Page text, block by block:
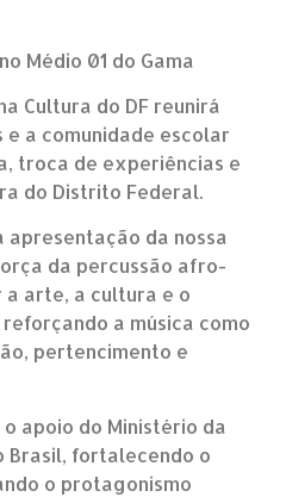
Médio 01 do Gama
Cultura do DF reunirá
a comunidade escolar
troca de experiências e
do Distrito Federal.
da nossa
da percussão afro-
arte, a cultura e o
a música como
pertencimento e
apoio do Ministério da
Brasil, fortalecendo o
o protagonismo